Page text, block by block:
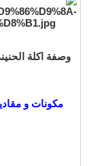
وصفة اكلة
مكونات و